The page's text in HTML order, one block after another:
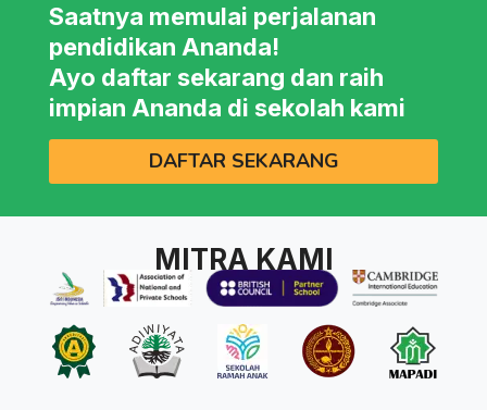
Saatnya memulai perjalanan
pendidikan Ananda!
Ayo daftar sekarang dan raih
impian Ananda di sekolah kami
DAFTAR SEKARANG
MITRA KAMI